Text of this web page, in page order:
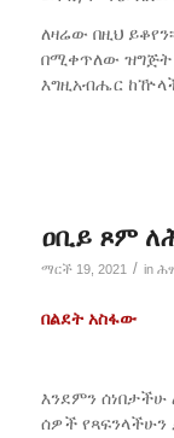
ለዛሬው በዚህ
በሚቀጥለው ዝግጅት
እግዚአብሔር
ዐቢይ ጾም
ማርች 19, 2021 / in
በልደት አስፋው
እንደምን ሰነበታችሁ
ሰዎች የጻፍንላችሁን